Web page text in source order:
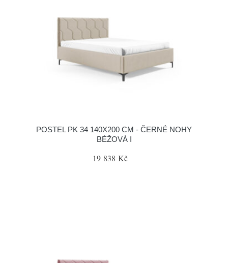
POSTEL PK 34 140X200 CM - ČERNÉ NOHY
BÉŽOVÁ I
19 838 Kč